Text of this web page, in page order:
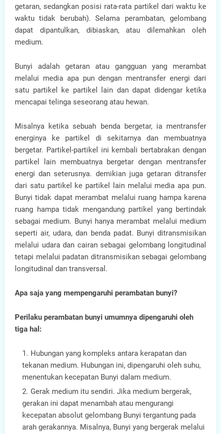
getaran, sedangkan posisi rata-rata partikel dari waktu ke
waktu tidak berubah). Selama perambatan, gelombang
dapat dipantulkan, dibiaskan, atau dilemahkan oleh
medium.
Bunyi adalah getaran atau gangguan yang merambat
melalui media apa pun dengan mentransfer energi dari
satu partikel ke partikel lain dan dapat didengar ketika
mencapai telinga seseorang atau hewan.
Misalnya ketika sebuah benda bergetar, ia mentransfer
energinya ke partikel di sekitarnya dan membuatnya
bergetar. Partikel-partikel ini kembali bertabrakan dengan
partikel lain membuatnya bergetar dengan mentransfer
energi dan seterusnya. demikian juga getaran ditransfer
dari satu partikel ke partikel lain melalui media apa pun.
Bunyi tidak dapat merambat melalui ruang hampa karena
ruang hampa tidak mengandung partikel yang bertindak
sebagai medium. Bunyi hanya merambat melalui medium
seperti air, udara, dan benda padat. Bunyi ditransmisikan
melalui udara dan cairan sebagai gelombang longitudinal
tetapi melalui padatan ditransmisikan sebagai gelombang
longitudinal dan transversal.
Apa saja yang mempengaruhi perambatan bunyi?
Perilaku perambatan bunyi umumnya dipengaruhi oleh
tiga hal:
Hubungan yang kompleks antara kerapatan dan
tekanan medium. Hubungan ini, dipengaruhi oleh suhu,
menentukan kecepatan Bunyi dalam medium.
Gerak medium itu sendiri. Jika medium bergerak,
gerakan ini dapat menambah atau mengurangi
kecepatan absolut gelombang Bunyi tergantung pada
arah gerakannya. Misalnya, Bunyi yang bergerak melalui